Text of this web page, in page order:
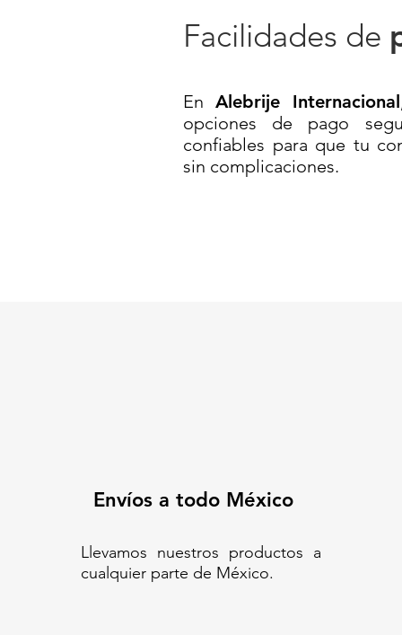
cobro al cliente. Perfecta para
negocios de alto flujo.
Gracias a su pantalla
cualquier condición de luz,
duración (hasta 200 horas)
lugares con suministro
no solo aporta resistencia,
MULTIRANGO//BASCULA
funciones de cobro// Báscula
con funciones de venta para
batería recargable// Báscula
Báscula de mostrador para
Facilidades de
En Alebrije Internacional
opciones de pago
confiables para que tu
sin complicaciones.
Envíos a todo México
Llevamos nuestros productos a
cualquier parte de México.